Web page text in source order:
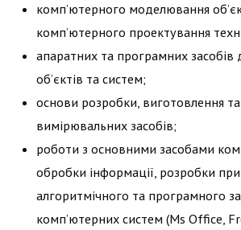
комп’ютерного моделювання
комп’ютерного проектування
апаратних та програмних засобів
об’єктів та систем;
основи розробки, виготовлення
вимірювальних засобів;
роботи з основними засобами
обробки інформації, розробки
алгоритмічного та програмного
комп’ютерних систем (Ms Office,